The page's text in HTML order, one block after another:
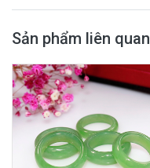
Sản phẩm liên quan